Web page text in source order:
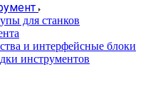
для станков
и интерфейсные блоки
инструментов